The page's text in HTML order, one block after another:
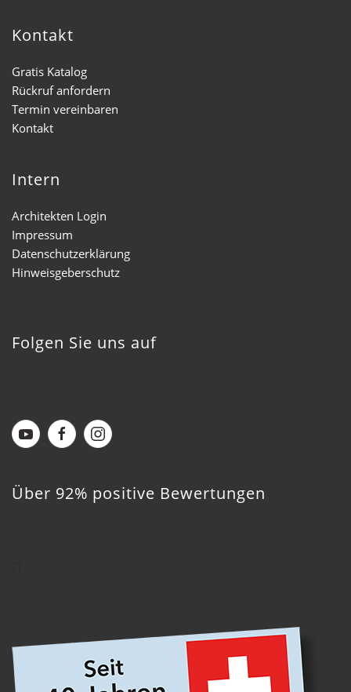
Kontakt
Gratis Katalog
Rückruf anfordern
Termin vereinbaren
Kontakt
Intern
Architekten Login
Impressum
Datenschutzerklärung
Hinweisgeberschutz
Folgen Sie uns auf
Über 92% positive Bewertungen